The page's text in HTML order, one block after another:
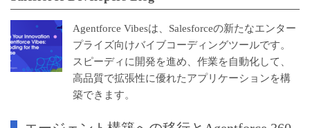
Agentforce Vibesは、Salesforceの新たなエンター
プライズ向けバイブコーディングツールです。
スピーディに開発を進め、作業を自動化して、
高品質で拡張性に優れたアプリケーションを構
築できます。